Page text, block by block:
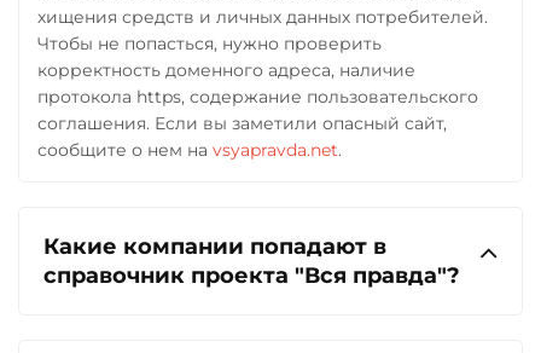
хищения средств и личных данных потребителей.
Чтобы не попасться, нужно проверить
корректность доменного адреса, наличие
протокола https, содержание пользовательского
соглашения. Если вы заметили опасный сайт,
сообщите о нем на vsyapravda.net.
Какие компании попадают в
справочник проекта "Вся правда"?